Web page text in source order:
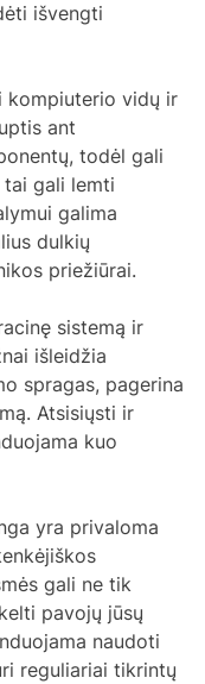
išvengti
kompiuterio vidų ir
ant
todėl gali
gali lemti
galima
dulkių
priežiūrai.
sistemą ir
išleidžia
spragas, pagerina
Atsisiųsti ir
kuo
yra privaloma
gali ne tik
pavojų jūsų
naudoti
reguliariai tikrintų